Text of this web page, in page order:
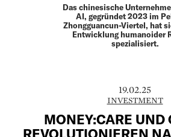
Das chinesische
AI, gegründet 2023 im
Zhongguancun-Viertel, hat
Entwicklung humanoider
spezialisiert.
19.02.25
INVESTMENT
MONEY:CARE UND
REVOLUTIONIEREN